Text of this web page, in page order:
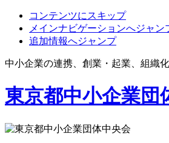
コンテンツにスキップ
メインナビゲーションへジャン
追加情報へジャンプ
中小企業の連携、創業・起業、組織
東京都中小企業団